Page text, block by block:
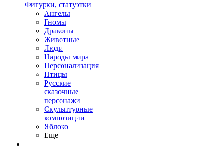
Фигурки, статуэтки
Ангелы
Гномы
Драконы
Животные
Люди
Народы мира
Персонализация
Птицы
Русские
сказочные
персонажи
Скульптурные
композиции
Яблоко
Ещё